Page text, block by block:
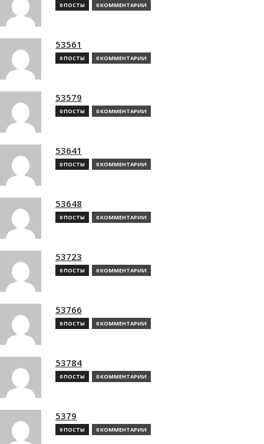
0 ПОСТЫ 0 КОММЕНТАРИИ
53561
0 ПОСТЫ 0 КОММЕНТАРИИ
53579
0 ПОСТЫ 0 КОММЕНТАРИИ
53641
0 ПОСТЫ 0 КОММЕНТАРИИ
53648
0 ПОСТЫ 0 КОММЕНТАРИИ
53723
0 ПОСТЫ 0 КОММЕНТАРИИ
53766
0 ПОСТЫ 0 КОММЕНТАРИИ
53784
0 ПОСТЫ 0 КОММЕНТАРИИ
5379
0 ПОСТЫ 0 КОММЕНТАРИИ